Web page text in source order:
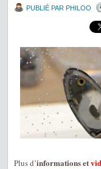
PUBLIÉ PAR PHILOO
Plus d’informations et